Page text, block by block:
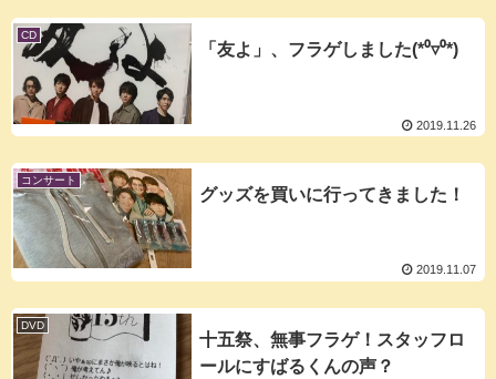
CD
「友よ」、フラゲしました(*⁰▿⁰*)
2019.11.26
コンサート
グッズを買いに行ってきました！
2019.11.07
DVD
十五祭、無事フラゲ！スタッフロ
ールにすばるくんの声？